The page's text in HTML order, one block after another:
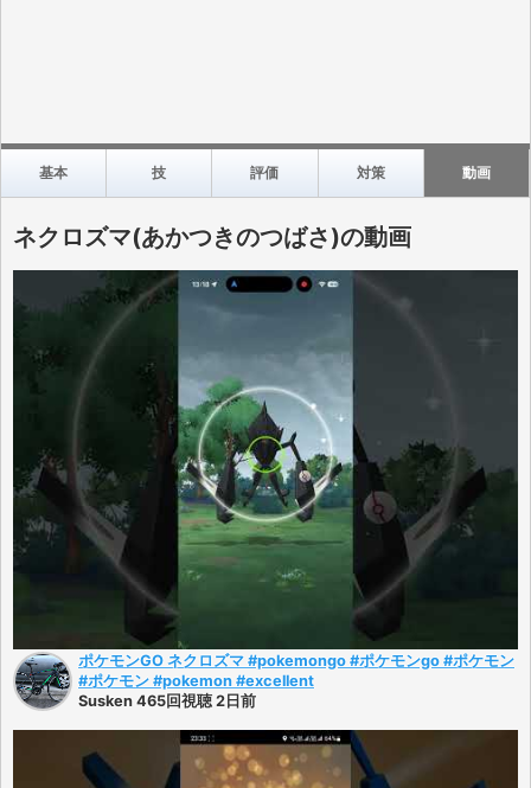
基本 技 評価 対策 動画
ネクロズマ(あかつきのつばさ)の動画
ポケモンGO ネクロズマ #pokemongo #ポケモンgo #ポケモン
#ポケモン #pokemon #excellent
Susken 465回視聴 2日前